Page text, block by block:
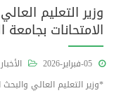
وزير التعليم
الامتحانات بجامعة
الأخبار
*وزير التعليم العالي